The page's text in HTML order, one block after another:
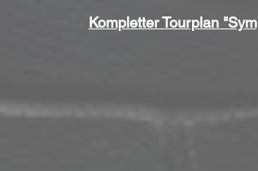
Kompletter Tourplan